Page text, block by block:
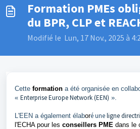
Formation PMEs
du BPR, CLP et
Modifié le Lun, 17 Nov., 2025 à
Cette formation a été organisée en
« Enterprise Europe Network (EEN) ».
L'EEN a également élaboré uneligne
l'ECHA pour les conseillers PME dans le